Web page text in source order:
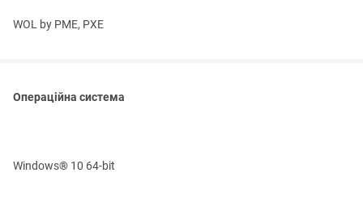
WOL by PME, PXE
Операційна система
Windows® 10 64-bit